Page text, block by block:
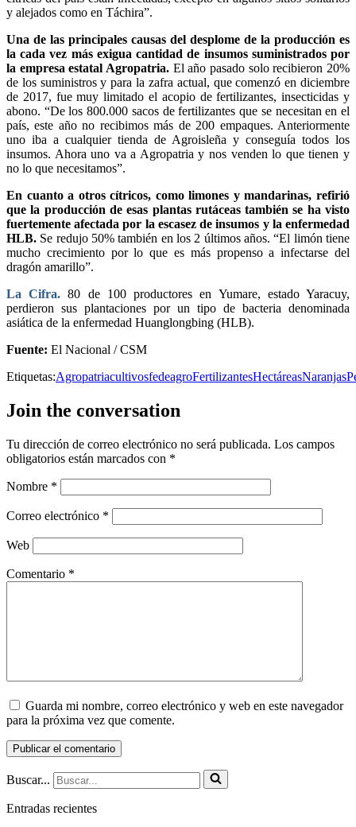
y alejados como en Táchira”.
Una de las principales causas del desplome de la producción es
la cada vez más exigua cantidad de insumos suministrados por
la empresa estatal Agropatria. El año pasado solo recibieron 20%
de los suministros y para la zafra actual, que comenzó en diciembre
de 2017, fue muy limitado el acopio de fertilizantes, insecticidas y
abono. “De los 800.000 sacos de fertilizantes que se necesitan en el
país, este año no recibimos más de 200 empaques. Anteriormente
uno iba a cualquier tienda de Agroisleña y conseguía todos los
insumos. Ahora uno va a Agropatria y nos venden lo que tienen y
no lo que necesitamos”.
En cuanto a otros cítricos, como limones y mandarinas, refirió
que la producción de esas plantas rutáceas también se ha visto
fuertemente afectada por la escasez de insumos y la enfermedad
HLB. Se redujo 50% también en los 2 últimos años. “El limón tiene
mucho crecimiento por lo que es más propenso a infectarse del
dragón amarillo”.
La Cifra. 80 de 100 productores en Yumare, estado Yaracuy,
perdieron sus plantaciones por un tipo de bacteria denominada
asiática de la enfermedad Huanglongbing (HLB).
Fuente: El Nacional / CSM
Etiquetas:AgropatriacultivosfedeagroFertilizantesHectáreasNaranjas
Join the conversation
Tu dirección de correo electrónico no será publicada. Los campos
obligatorios están marcados con *
Nombre *
Correo electrónico *
Web
Comentario *
Guarda mi nombre, correo electrónico y web en este navegador
para la próxima vez que comente.
Buscar...
Entradas recientes